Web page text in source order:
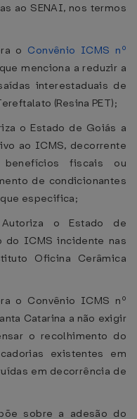
ao SENAI, nos termos
o Convênio ICMS nº
menciona a reduzir a
interestaduais de
(Resina PET);
o Estado de Goiás a
ao ICMS, decorrente
fiscais ou
de condicionantes
especifica;
o Estado de
do ICMS incidente nas
Oficina Cerâmica
o Convênio ICMS nº
Catarina a não exigir
o recolhimento do
existentes em
em decorrência de
sobre a adesão do